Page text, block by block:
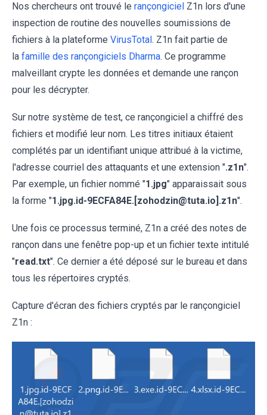
Nos chercheurs ont trouvé le rançongiciel Z1n lors d'une
inspection de routine des nouvelles soumissions de
fichiers à la plateforme VirusTotal. Z1n fait partie de
la famille des rançongiciels Dharma. Ce programme
malveillant crypte les données et demande une rançon
pour les décrypter.
Sur notre système de test, ce rançongiciel a chiffré des
fichiers et modifié leur nom. Les titres initiaux étaient
complétés par un identifiant unique attribué à la victime,
l'adresse courriel des attaquants et une extension ".z1n".
Par exemple, un fichier nommé "1.jpg" apparaissait sous
la forme "1.jpg.id-9ECFA84E.[zohodzin@tuta.io].z1n".
Une fois ce processus terminé, Z1n a créé des notes de
rançon dans une fenêtre pop-up et un fichier texte intitulé
"read.txt". Ce dernier a été déposé sur le bureau et dans
tous les répertoires cryptés.
Capture d'écran des fichiers cryptés par le rançongiciel
Z1n :